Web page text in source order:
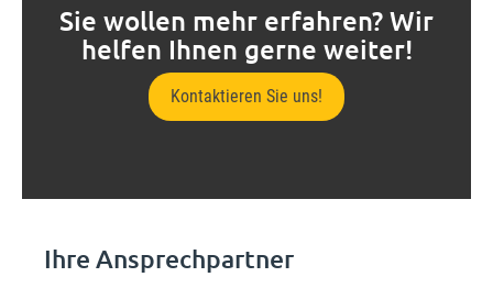
Sie wollen mehr erfahren? Wir
helfen Ihnen gerne weiter!
Kontaktieren Sie uns!
Ihre Ansprechpartner